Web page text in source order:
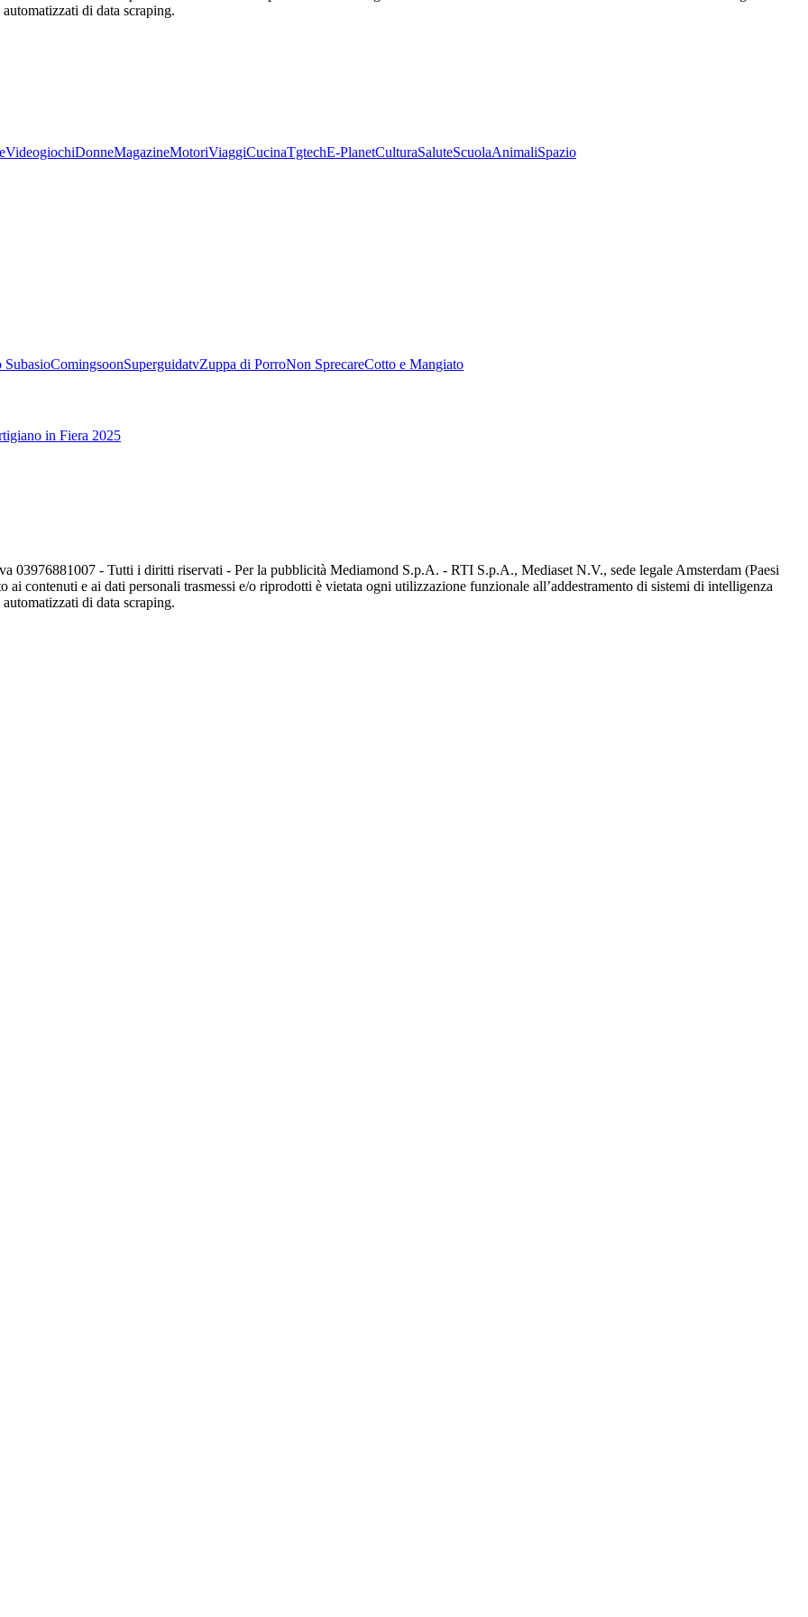
di data scraping.
VideogiochiDonneMagazineMotoriViaggiCucinaTgtechE-PlanetCulturaSaluteScuolaAnimaliSpazio
SubasioComingsoonSuperguidatvZuppa di PorroNon SprecareCotto e Mangiato
in Fiera 2025
03976881007 - Tutti i diritti riservati - Per la pubblicità Mediamond S.p.A. - RTI S.p.A., Mediaset N.V., sede legale Amsterdam (Paesi
ai contenuti e ai dati personali trasmessi e/o riprodotti è vietata ogni utilizzazione funzionale all’addestramento di sistemi di intelligenza
di data scraping.